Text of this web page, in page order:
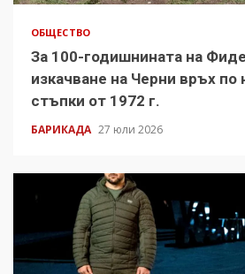
ОБЩЕСТВО
За 100-годишнината на
изкачване на Черни връх по
стъпки от 1972 г.
БАРИКАДА 27 юли 2026